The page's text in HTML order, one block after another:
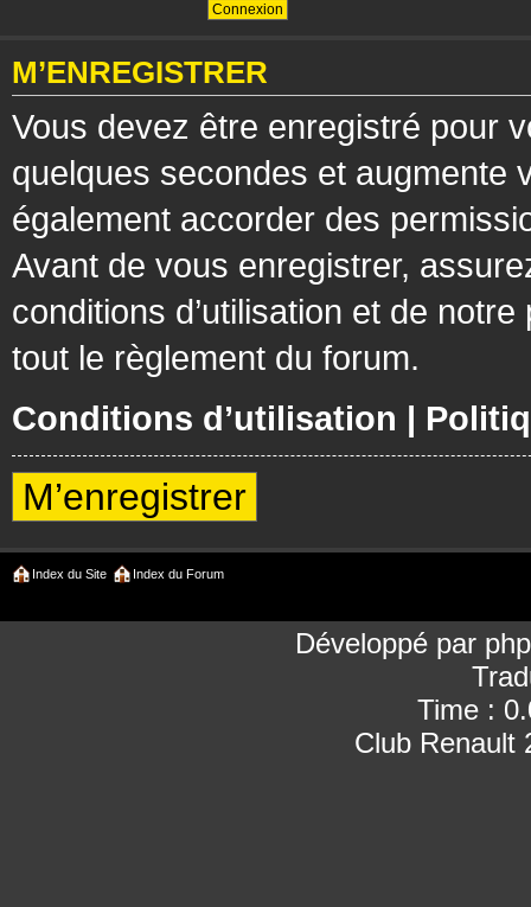
M’ENREGISTRER
Vous devez être enregistré pour
quelques secondes et augmente
également accorder des
Avant de vous enregistrer,
conditions d’utilisation et de
tout le règlement du forum.
Conditions d’utilisation |
M’enregistrer
Index du Site Index du Forum
Développé par
Time :
Club Renault